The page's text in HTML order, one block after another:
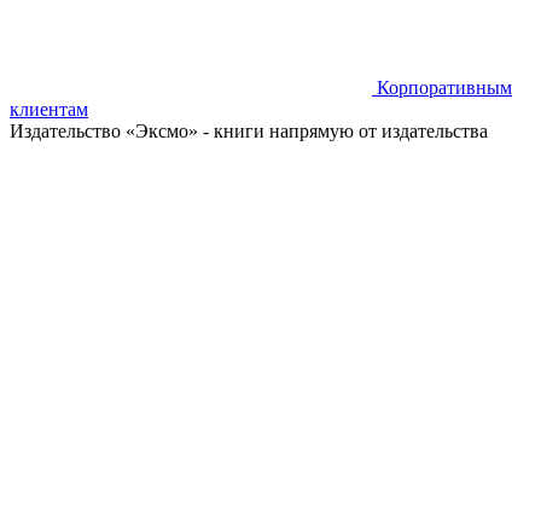
Корпоративным
клиентам
Издательство «Эксмо» - книги напрямую от издательства